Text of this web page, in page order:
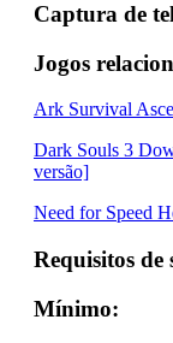
Captura de
Jogos
Ark Survival
Dark Souls 3
versão]
Need for Speed
Requisitos de
Mínimo: